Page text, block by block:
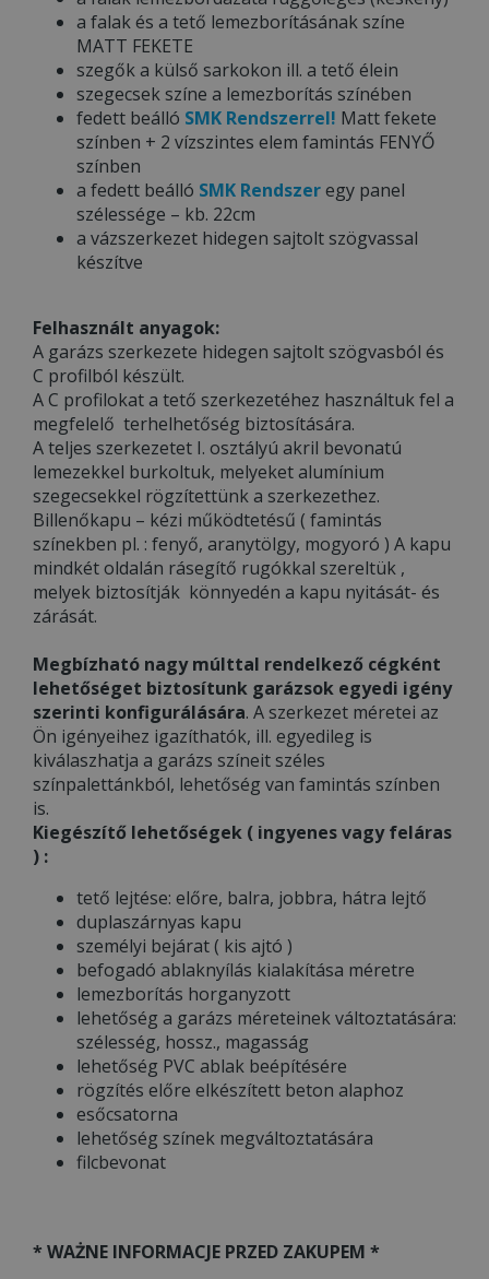
a falak és a tető lemezborításának színe
MATT FEKETE
szegők a külső sarkokon ill. a tető élein
szegecsek színe a lemezborítás színében
fedett beálló SMK Rendszerrel! Matt fekete
színben + 2 vízszintes elem famintás FENYŐ
színben
a fedett beálló SMK Rendszeregy panel
szélessége – kb. 22cm
a vázszerkezet hidegen sajtolt szögvassal
készítve
Felhasznált anyagok:
A garázs szerkezete hidegen sajtolt szögvasból és
C profilból készült.
A C profilokat a tető szerkezetéhez használtuk fel a
megfelelő terhelhetőség biztosítására.
A teljes szerkezetet I. osztályú akril bevonatú
lemezekkel burkoltuk, melyeket alumínium
szegecsekkel rögzítettünk a szerkezethez.
Billenőkapu – kézi működtetésű ( famintás
színekben pl. : fenyő, aranytölgy, mogyoró ) A kapu
mindkét oldalán rásegítő rugókkal szereltük ,
melyek biztosítják könnyedén a kapu nyitását- és
zárását.
Megbízható nagy múlttal rendelkező cégként
lehetőséget biztosítunk garázsok egyedi igény
szerinti konfigurálására. A szerkezet méretei az
Ön igényeihez igazíthatók, ill. egyedileg is
kiválaszhatja a garázs színeit széles
színpalettánkból, lehetőség van famintás színben
is.
Kiegészítő lehetőségek ( ingyenes vagy feláras
) :
tető lejtése: előre, balra, jobbra, hátra lejtő
duplaszárnyas kapu
személyi bejárat ( kis ajtó )
befogadó ablaknyílás kialakítása méretre
lemezborítás horganyzott
lehetőség a garázs méreteinek változtatására:
szélesség, hossz., magasság
lehetőség PVC ablak beépítésére
rögzítés előre elkészített beton alaphoz
esőcsatorna
lehetőség színek megváltoztatására
filcbevonat
* WAŻNE INFORMACJE PRZED ZAKUPEM *